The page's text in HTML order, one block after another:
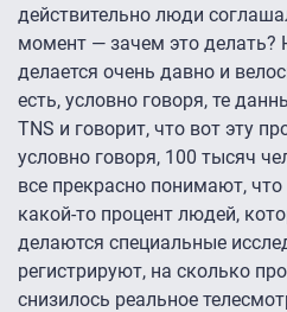
действительно люди
момент — зачем это делать?
делается очень давно и
есть, условно говоря, те
TNS и говорит, что вот эту
условно говоря, 100 тысяч
все прекрасно понимают,
какой-то процент людей,
делаются специальные
регистрируют, на сколько
снизилось реальное